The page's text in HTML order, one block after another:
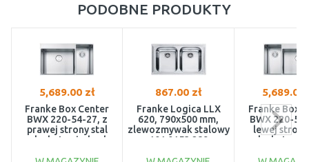
PODOBNE PRODUKTY
5,689.00 zł
Franke Box Center
BWX 220-54-27, z
prawej strony stal
szlachetna jedwab
867.00 zł
Franke Logica LLX
620, 790x500 mm,
zlewozmywak stalowy
101.0153.289
5,689.00
Franke Box
BWX 220-
lewej
szlachetna